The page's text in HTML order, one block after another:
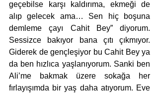
geçebilse karşı kaldırıma, ekmeği de
alıp gelecek ama… Sen hiç boşuna
demleme çayı Cahit Bey” diyorum.
Sessizce bakıyor bana çıtı çıkmıyor.
Giderek de gençleşiyor bu Cahit Bey ya
da ben hızlıca yaşlanıyorum. Sanki ben
Ali’me bakmak üzere sokağa her
fırlayışımda bir yaş daha atıyorum. Eve